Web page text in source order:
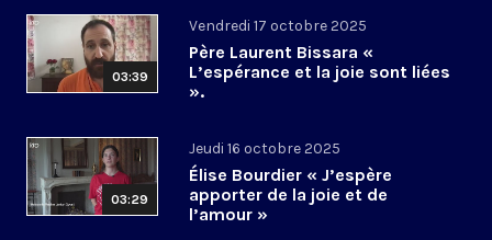
03:39
Vendredi 17 octobre 2025
Père Laurent Bissara «
L’espérance et la joie sont liées
».
03:29
Jeudi 16 octobre 2025
Élise Bourdier « J’espère
apporter de la joie et de
l’amour »